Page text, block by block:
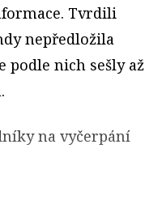
Tvrdili
nepředložila
podle nich sešly až
na vyčerpání